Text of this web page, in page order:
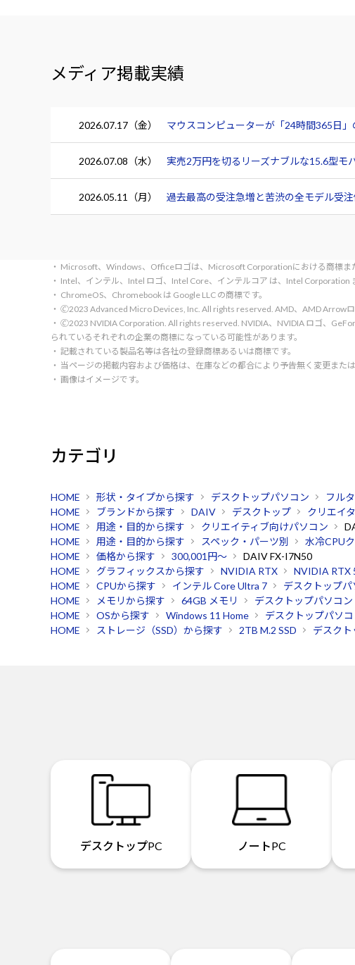
メディア掲載実績
2026.07.17（金） マウスコンピューターが「24時間365日
2026.07.08（水） 実売2万円を切るリーズナブルな15.6型
2026.05.11（月） 過去最高の受注急増と苦渋の全モデル受
・ Microsoft、Windows、Officeロゴは、Microsoft Corporationにおける商標ま
・ Intel、インテル、Intel ロゴ、Intel Core、インテルコア は、Intel Corporation
・ ChromeOS、Chromebook は Google LLC の商標です。
・ 🄫2023 Advanced Micro Devices, Inc. All rights reserved. AMD、AMD Arrow
・ 🄫2023 NVIDIA Corporation. All rights reserved. NVIDIA、NVIDIA ロゴ、
られているそれぞれの企業の商標になっている可能性があります。
・ 記載されている製品名等は各社の登録商標あるいは商標です。
・ 当ページの掲載内容および価格は、在庫などの都合により予告無く変更また
・ 画像はイメージです。
カテゴリ
HOME 形状・タイプから探す デスクトップパソコン フル
HOME
ブランドから探す DAIV デスクトップ クリエイ
HOME
用途・目的から探す クリエイティブ向けパソコン
HOME
用途・目的から探す スペック・パーツ別 水冷CPU
HOME
価格から探す 300,001円～
DAIV FX-I7N50
HOME
グラフィックスから探す NVIDIA RTX NVIDIA RTX
HOME
CPUから探す インテル Core Ultra 7 デスクトップパ
HOME
メモリから探す 64GB メモリ デスクトップパソコン
HOME
OSから探す Windows 11 Home デスクトップパソコ
HOME
ストレージ（SSD）から探す 2TB M.2 SSD デスクト
デスクトップPC ノートPC